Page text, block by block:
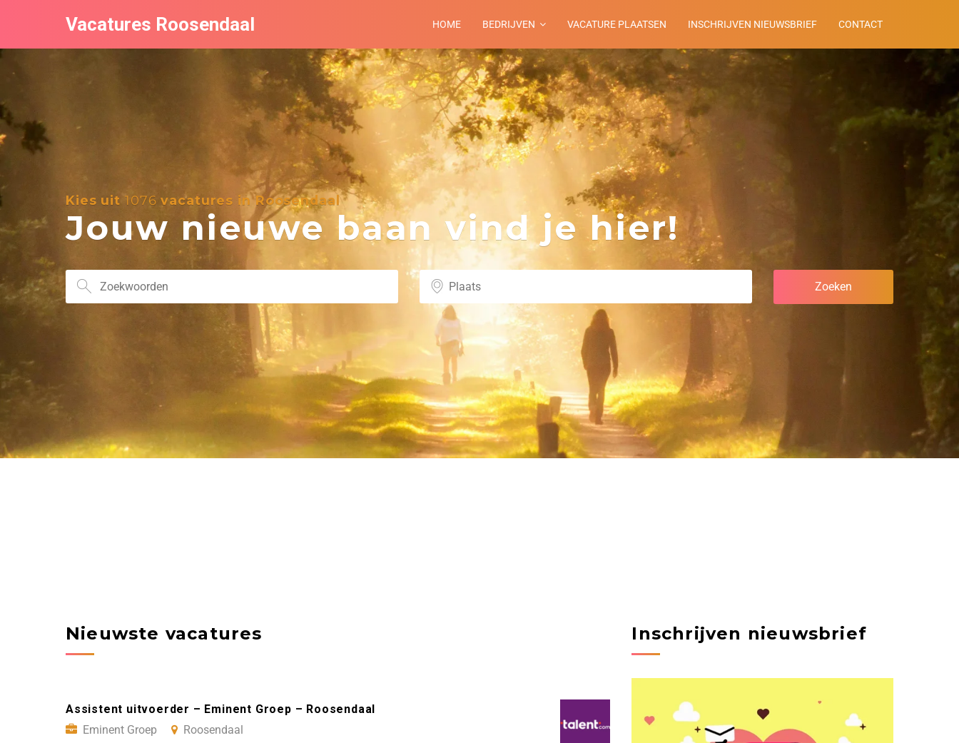
Vacatures Roosendaal HOME BEDRIJVEN VACATURE PLAATSEN INSCHRIJVEN NIEUWSBRIEF CONTACT
Kies uit 1076 vacatures in Roosendaal
Jouw nieuwe baan vind je hier!
Nieuwste vacatures
Assistent uitvoerder – Eminent Groep – Roosendaal
Eminent Groep
Roosendaal
Inschrijven nieuwsbrief